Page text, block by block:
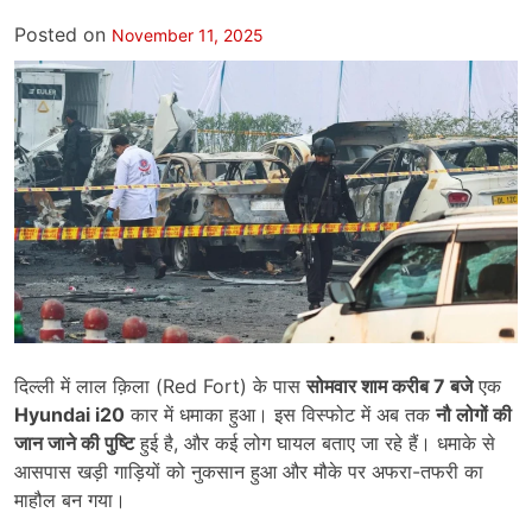
Posted on November 11, 2025
दिल्ली में लाल क़िला (Red Fort) के पाससोमवार शाम करीब 7बजेएक
Hyundai i20 कार में धमाका हुआ। इस विस्फोट में अब तकनौ लोगों की
जान जाने की पुष्टिहुई है, और कई लोग घायल बताए जा रहे हैं। धमाके से
आसपास खड़ी गाड़ियों को नुकसान हुआ और मौके पर अफरा-तफरी का
माहौल बन गया।